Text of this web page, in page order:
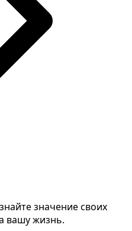
значение своих
вашу жизнь.